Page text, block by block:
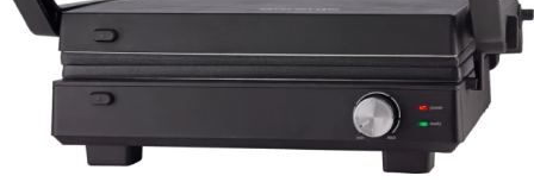
MONITORI
DODATNA
OPREMA